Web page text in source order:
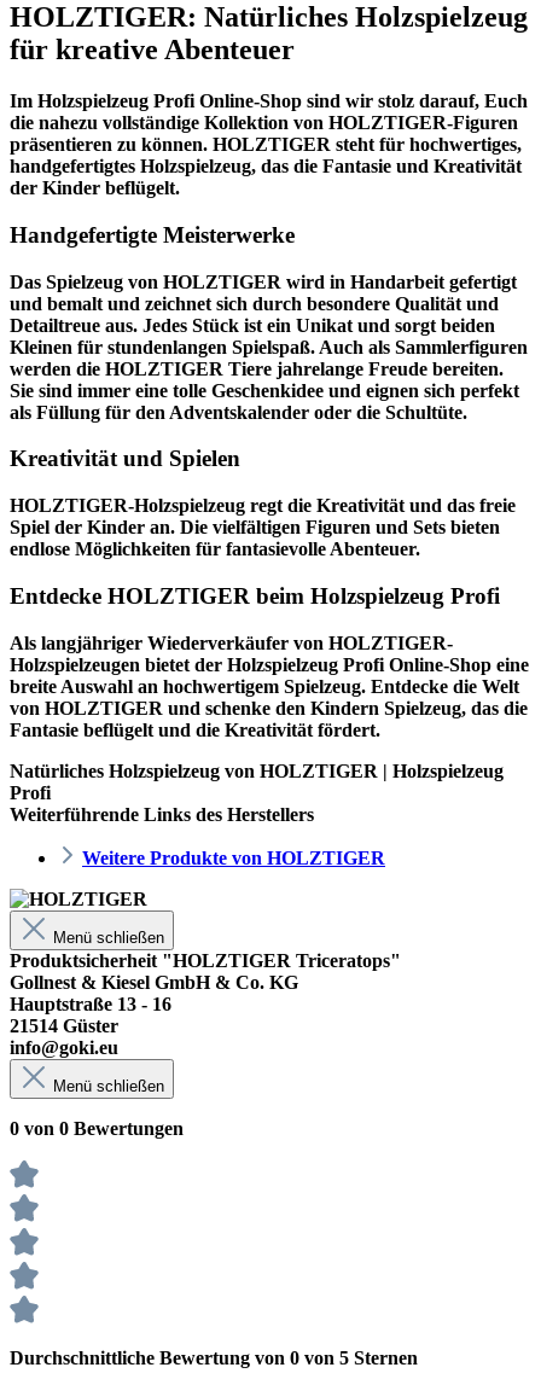
HOLZTIGER: Natürliches Holzspielzeug
für kreative Abenteuer
Im Holzspielzeug Profi Online-Shop sind wir stolz darauf, Euch
die nahezu vollständige Kollektion von HOLZTIGER-Figuren
präsentieren zu können. HOLZTIGER steht für hochwertiges,
handgefertigtes Holzspielzeug, das die Fantasie und Kreativität
der Kinder beflügelt.
Handgefertigte Meisterwerke
Das Spielzeug von HOLZTIGER wird in Handarbeit gefertigt
und bemalt und zeichnet sich durch besondere Qualität und
Detailtreue aus. Jedes Stück ist ein Unikat und sorgt beiden
Kleinen für stundenlangen Spielspaß. Auch als Sammlerfiguren
werden die HOLZTIGER Tiere jahrelange Freude bereiten.
Sie sind immer eine tolle Geschenkidee und eignen sich perfekt
als Füllung für den Adventskalender oder die Schultüte.
Kreativität und Spielen
HOLZTIGER-Holzspielzeug regt die Kreativität und das freie
Spiel der Kinder an. Die vielfältigen Figuren und Sets bieten
endlose Möglichkeiten für fantasievolle Abenteuer.
Entdecke HOLZTIGER beim Holzspielzeug Profi
Als langjähriger Wiederverkäufer von HOLZTIGER-
Holzspielzeugen bietet der Holzspielzeug Profi Online-Shop eine
breite Auswahl an hochwertigem Spielzeug. Entdecke die Welt
von HOLZTIGER und schenke den Kindern Spielzeug, das die
Fantasie beflügelt und die Kreativität fördert.
Natürliches Holzspielzeug von HOLZTIGER | Holzspielzeug
Profi
Weiterführende Links des Herstellers
Weitere Produkte von HOLZTIGER
Menü schließen
Produktsicherheit "HOLZTIGER Triceratops"
Gollnest & Kiesel GmbH & Co. KG
Hauptstraße 13 - 16
21514 Güster
info@goki.eu
Menü schließen
0 von 0 Bewertungen
Durchschnittliche Bewertung von 0 von 5 Sternen